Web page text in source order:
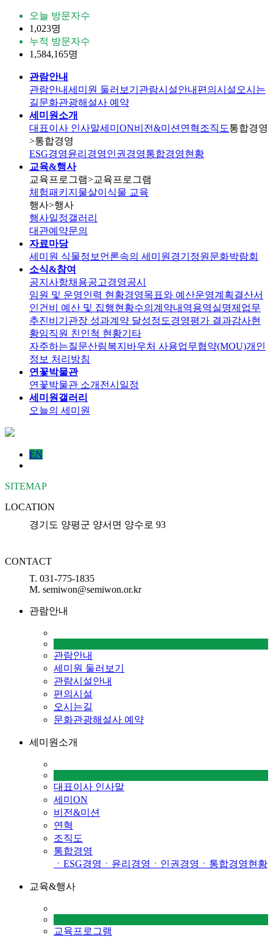
오늘 방문자수
1,023명
누적 방문자수
1,584,165명
관람안내
관람안내세미원 둘러보기 관람시설안내 편의시설 오시는
길문화관광해설사 예약
세미원소개
대표이사 인사말세미ON비전&미션 연혁조직도통합경영
>통합경영
ESG경영윤리경영인권경영통합경영현황
교육&행사
교육프로그램>교육프로그램
체험패키지 물살이식물 교육
행사>행사
행사일정갤러리
대관예약문의
자료마당
세미원 식물정보 언론속의 세미원 경기정원문화박람회
소식&참여
공지사항채용공고경영공시
임원 및 운영인력 현황경영목표와 예산운영계획결산서
인건비 예산 및 집행현황수의계약내역용역실명제 업무
추진비 기관장 성과계약 달성정도경영평가 결과감사현
황임직원 친인척 현황기타
자주하는질문산림복지바우처 사용업무협약(MOU)개인
정보 처리방침
연꽃박물관
연꽃박물관 소개 전시일정
세미원갤러리
오늘의 세미원
EN
SITEMAP
LOCATION
경기도 양평군 양서면 양수로 93
CONTACT
T. 031-775-1835
M. semiwon@semiwon.or.kr
관람안내
관람안내
세미원 둘러보기
관람시설안내
편의시설
오시는길
문화관광해설사 예약
세미원소개
대표이사 인사말
세미ON
비전&미션
연혁
조직도
통합경영
ㆍESG경영 ㆍ윤리경영 ㆍ인권경영 ㆍ통합경영현황
교육&행사
교육프로그램